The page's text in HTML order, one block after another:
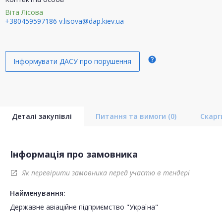
Віта Лісова
+380459597186 v.lisova@dap.kiev.ua
Інформувати ДАСУ про порушення help
Деталі закупівлі Питання та вимоги (0)
Інформація про замовника
open_in_new Як перевірити замовника перед участю в тендері
Найменування:
Державне авіаційне підприємство "Україна"